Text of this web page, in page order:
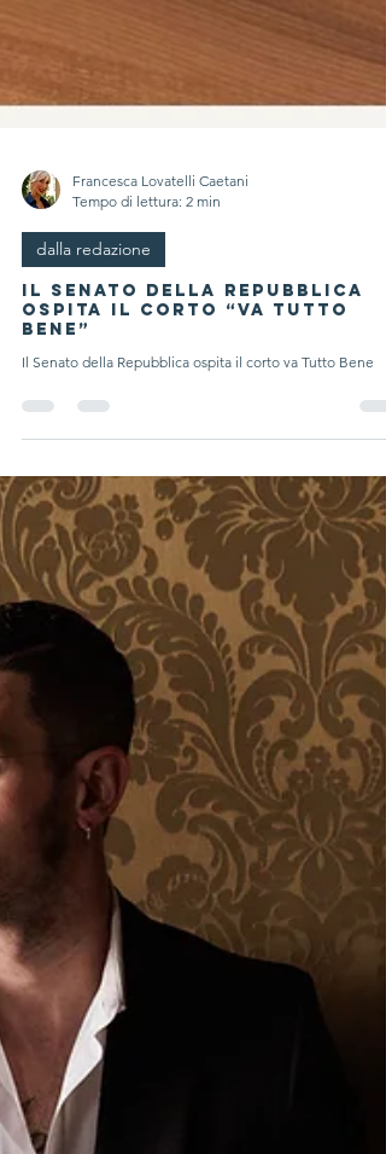
Francesca Lovatelli Caetani
Tempo di lettura: 2 min
dalla redazione
BENE”
Il Senato della Repubblica ospita il corto va Tutto Bene